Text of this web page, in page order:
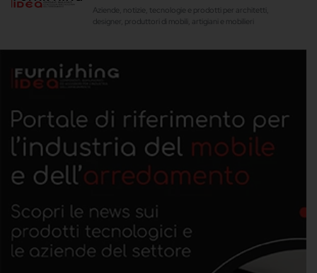
Aziende, notizie, tecnologie e prodotti per architetti,
designer, produttori di mobili, artigiani e mobilieri